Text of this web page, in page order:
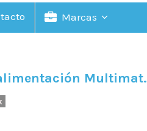
Marcas
Multimat.